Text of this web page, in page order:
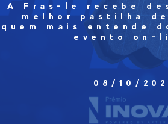
A Fras-le recebe
melhor pastilha
quem mais entende
evento on-
08/10/